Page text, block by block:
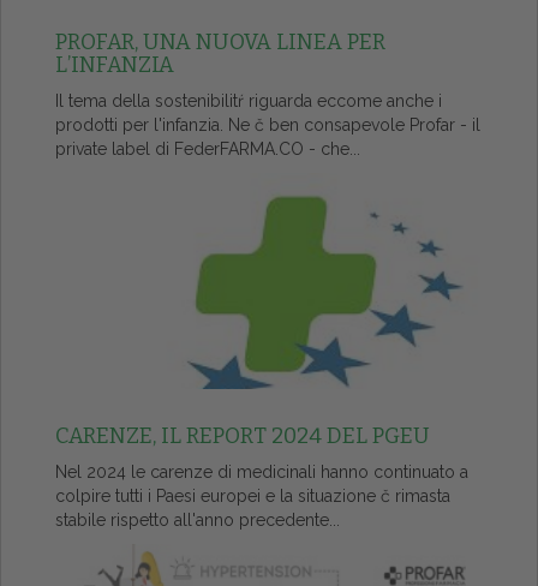
PROFAR, UNA NUOVA LINEA PER
L’INFANZIA
Il tema della sostenibilitŕ riguarda eccome anche i
prodotti per l'infanzia. Ne č ben consapevole Profar - il
private label di FederFARMA.CO - che...
CARENZE, IL REPORT 2024 DEL PGEU
Nel 2024 le carenze di medicinali hanno continuato a
colpire tutti i Paesi europei e la situazione č rimasta
stabile rispetto all'anno precedente...